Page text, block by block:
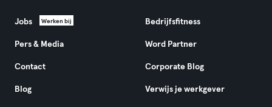
Jobs Werken bij
Pers & Media
Contact
Blog
Bedrijfsfitness
Word Partner
Corporate Blog
Verwijs je werkgever